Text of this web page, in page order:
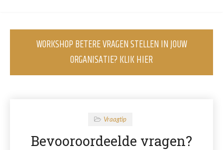
WORKSHOP BETERE VRAGEN STELLEN IN JOUW
ORGANISATIE? KLIK HIER
Vraagtip
Bevooroordeelde vragen?